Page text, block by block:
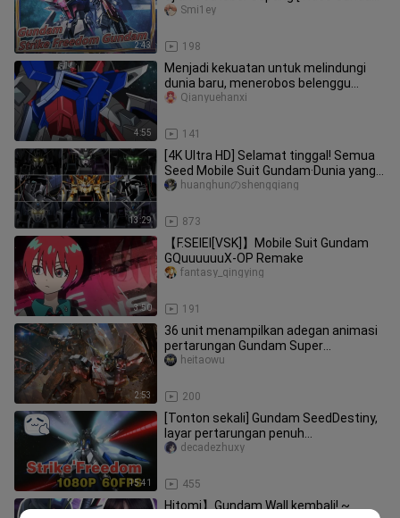
2:43
Kasamatsu]_1
198
Smi1ey
4:55
Menjadi kekuatan untuk melindungi
dunia baru, menerobos belenggu
takdir, dan mengejar keadilan Anda
141
Qianyuehanxi
13:29
[4K Ultra HD] Selamat tinggal! Semua
Seed Mobile Suit Gundam·Dunia yang
indah!!
873
huanghunのshengqiang
3:50
【F.SEIEI[VSK]】Mobile Suit Gundam
GQuuuuuuX-OP Remake
191
fantasy_qingying
2:53
36 unit menampilkan adegan animasi
pertarungan Gundam Super
Combustion
200
heitaowu
15:41
[Tonton sekali] Gundam SeedDestiny,
layar pertarungan penuh
StrikeFreedom (Bagian 1)
455
decadezhuxy
Hitomi】Gundam Wall kembali! ~